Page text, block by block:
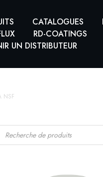
CATALOGUES
RD-COATINGS
UN DISTRIBUTEUR
NSF